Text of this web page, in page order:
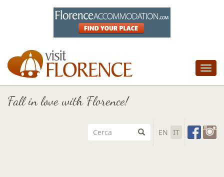
Fall in love with Florence!
EN IT